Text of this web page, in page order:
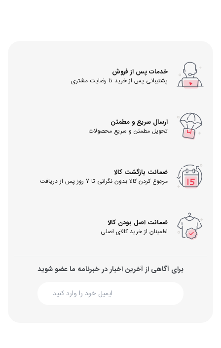
خدمات پس از فروش
پشتیبانی پس از خرید تا رضایت مشتری
ارسال سریع و مطمئن
تحویل مطمئن و سریع محصولات
ضمانت بازگشت کالا
مرجوع کردن کالا بدون نگرانی تا 7 روز پس از دریافت
ضمانت اصل بودن کالا
اطمینان از خرید کالای اصلی
برای آگاهی از آخرین اخبار در خبرنامه ما عضو شوید